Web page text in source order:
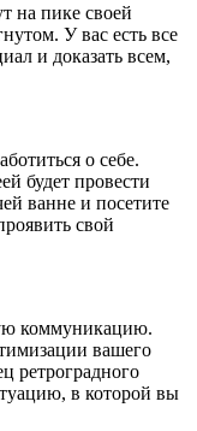
на пике своей
У вас есть все
и доказать всем,
о себе.
будет провести
ванне и посетите
свой
коммуникацию.
вашего
ретроградного
в которой вы